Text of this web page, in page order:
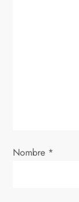
n
Nombre *